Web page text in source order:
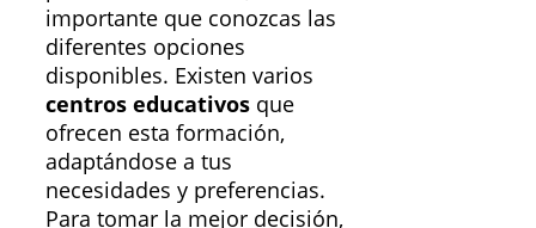
importante que conozcas las
diferentes opciones
disponibles. Existen varios
centros educativos que
ofrecen esta formación,
adaptándose a tus
necesidades y preferencias.
Para tomar la mejor decisión,